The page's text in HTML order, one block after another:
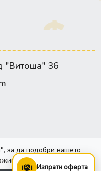
"Витоша" 36
Изпрати оферта
за да подобри вашето